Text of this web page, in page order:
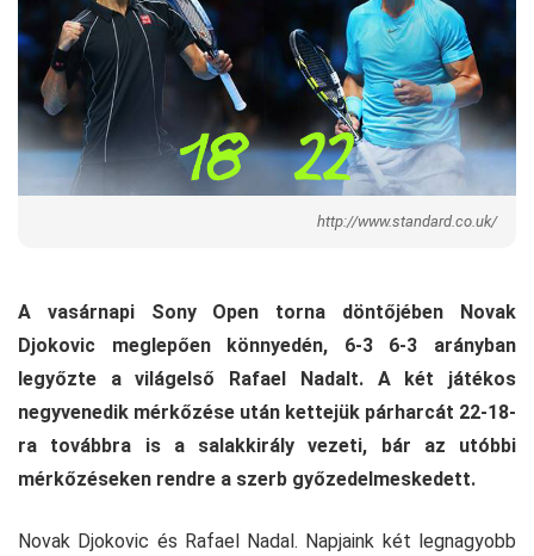
http://www.standard.co.uk/
A vasárnapi Sony Open torna döntőjében Novak
Djokovic meglepően könnyedén, 6-3 6-3 arányban
legyőzte a világelső Rafael Nadalt. A két játékos
negyvenedik mérkőzése után kettejük párharcát 22-18-
ra továbbra is a salakkirály vezeti, bár az utóbbi
mérkőzéseken rendre a szerb győzedelmeskedett.
Novak Djokovic és Rafael Nadal. Napjaink két legnagyobb